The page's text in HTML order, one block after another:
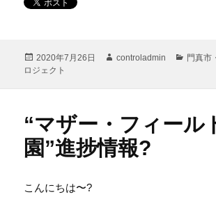
投
稿
2020年7月26日
作
controladmin
カ
門真市
ロジェクト
“マザー・フィール
園”進捗情報?
こんにちは〜?